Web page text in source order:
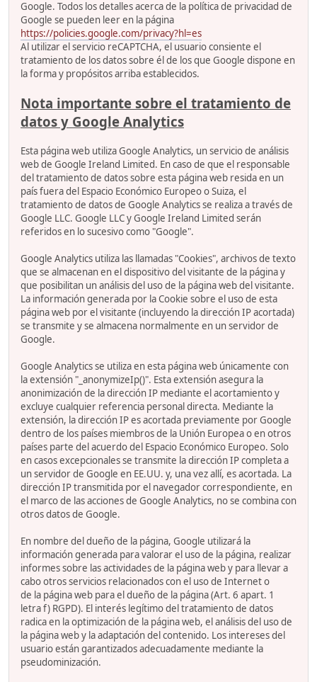
Google. Todos los detalles acerca de la política de privacidad de
Google se pueden leer en la página
https://policies.google.com/privacy?hl=es
Al utilizar el servicio reCAPTCHA, el usuario consiente el
tratamiento de los datos sobre él de los que Google dispone en
la forma y propósitos arriba establecidos.
Nota importante sobre el tratamiento de
datos y Google Analytics
Esta página web utiliza Google Analytics, un servicio de análisis
web de Google Ireland Limited. En caso de que el responsable
del tratamiento de datos sobre esta página web resida en un
país fuera del Espacio Económico Europeo o Suiza, el
tratamiento de datos de Google Analytics se realiza a través de
Google LLC. Google LLC y Google Ireland Limited serán
referidos en lo sucesivo como "Google".
Google Analytics utiliza las llamadas "Cookies", archivos de texto
que se almacenan en el dispositivo del visitante de la página y
que posibilitan un análisis del uso de la página web del visitante.
La información generada por la Cookie sobre el uso de esta
página web por el visitante (incluyendo la dirección IP acortada)
se transmite y se almacena normalmente en un servidor de
Google.
Google Analytics se utiliza en esta página web únicamente con
la extensión "_anonymizeIp()". Esta extensión asegura la
anonimización de la dirección IP mediante el acortamiento y
excluye cualquier referencia personal directa. Mediante la
extensión, la dirección IP es acortada previamente por Google
dentro de los países miembros de la Unión Europea o en otros
países parte del acuerdo del Espacio Económico Europeo. Solo
en casos excepcionales se transmite la dirección IP completa a
un servidor de Google en EE.UU. y, una vez allí, es acortada. La
dirección IP transmitida por el navegador correspondiente, en
el marco de las acciones de Google Analytics, no se combina con
otros datos de Google.
En nombre del dueño de la página, Google utilizará la
información generada para valorar el uso de la página, realizar
informes sobre las actividades de la página web y para llevar a
cabo otros servicios relacionados con el uso de Internet o
de la página web para el dueño de la página (Art. 6 apart. 1
letra f) RGPD). El interés legítimo del tratamiento de datos
radica en la optimización de la página web, el análisis del uso de
la página web y la adaptación del contenido. Los intereses del
usuario están garantizados adecuadamente mediante la
pseudominización.